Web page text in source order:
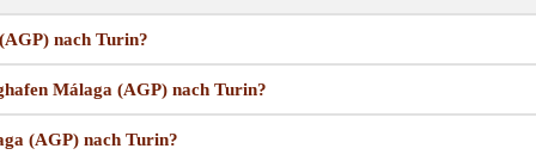
nach Turin?
Málaga (AGP) nach Turin?
(AGP) nach Turin?